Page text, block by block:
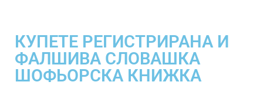
КУПЕТЕ РЕГИСТРИРАНА И
ФАЛШИВА СЛОВАШКА
ШОФЬОРСКА КНИЖКА